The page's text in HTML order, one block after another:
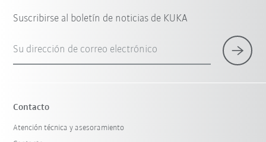
Suscribirse al boletín de noticias de KUKA
Su dirección de correo electrónico
Contacto
Atención técnica y asesoramiento